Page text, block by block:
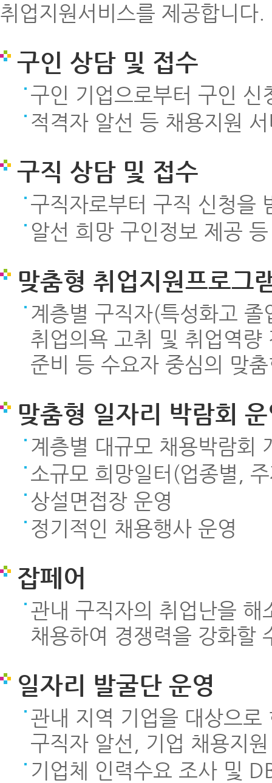
취업지원서비스를 제공합니다.
구인 상담 및 접수
구인 기업으로부터 구인
적격자 알선 등 채용지원
구직 상담 및 접수
구직자로부터 구직 신청을
알선 희망 구인정보 제공
맞춤형 취업지원프로그
계층별 구직자(특성화고
취업의욕 고취 및 취업역
준비 등 수요자 중심의 맞
맞춤형 일자리 박람회
계층별 대규모 채용박람회
소규모 희망일터(업종별,
상설면접장 운영
정기적인 채용행사 운영
잡페어
관내 구직자의 취업난을
채용하여 경쟁력을 강화할
일자리 발굴단 운영
관내 지역 기업을 대상으
구직자 알선, 기업 채용지
기업체 인력수요 조사 및